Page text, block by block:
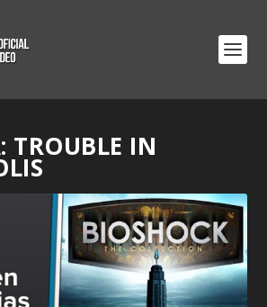
TROUBLE IN